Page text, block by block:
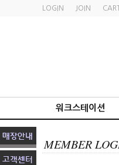
LOGIN JOIN
워크스테이션
MEMBER